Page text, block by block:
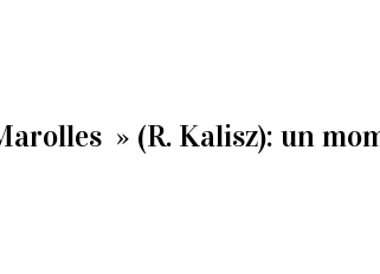
» (R. Kalisz): un